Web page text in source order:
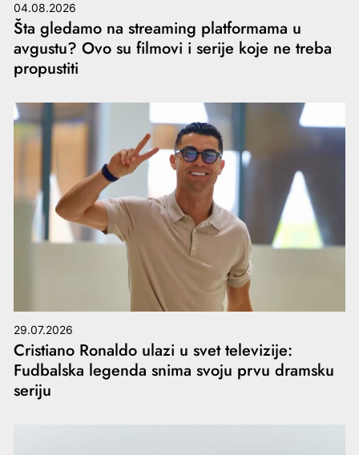
04.08.2026
Šta gledamo na streaming platformama u
avgustu? Ovo su filmovi i serije koje ne treba
propustiti
29.07.2026
Cristiano Ronaldo ulazi u svet televizije:
Fudbalska legenda snima svoju prvu dramsku
seriju